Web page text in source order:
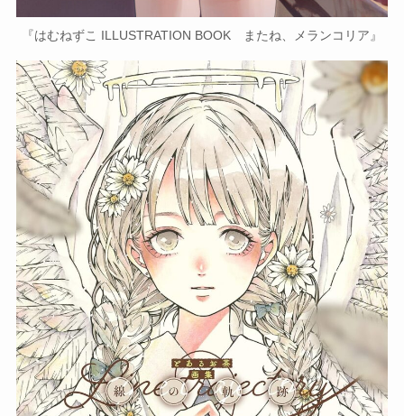
『はむねずこ ILLUSTRATION BOOK またね、メランコリア』